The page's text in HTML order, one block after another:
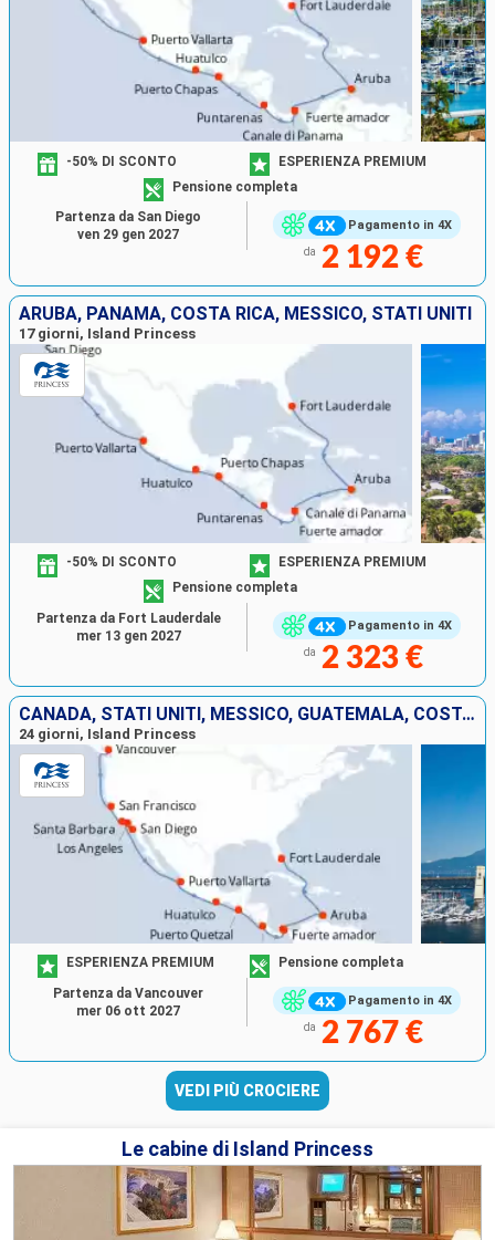
Pagamento in 4X
-50% DI SCONTO
ESPERIENZA PREMIUM
Pensione completa
da 2 192 €
Partenza da San Diego
ven 29 gen 2027
ARUBA, PANAMA, COSTA RICA, MESSICO, STATI UNITI
17 giorni, Island Princess
Pagamento in 4X
-50% DI SCONTO
ESPERIENZA PREMIUM
Pensione completa
da 2 323 €
Partenza da Fort Lauderdale
mer 13 gen 2027
CANADA, STATI UNITI, MESSICO, GUATEMALA, COSTA RICA, PANAMA, ARUBA
24 giorni, Island Princess
Pagamento in 4X
ESPERIENZA PREMIUM Pensione completa
da 2 767 €
Partenza da Vancouver
mer 06 ott 2027
VEDI PIÙ CROCIERE
Le cabine di Island Princess